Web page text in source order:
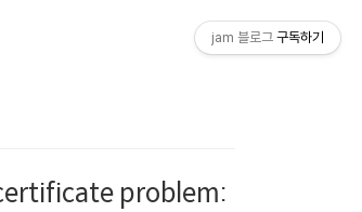
problem:
jam 블로그 구독하기